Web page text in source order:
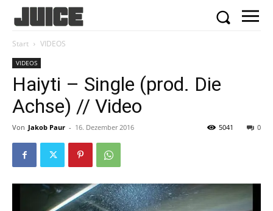
Start VIDEOS
VIDEOS
Haiyti – Single (prod. Die
Achse) // Video
Von Jakob Paur - 16. Dezember 2016 0
5041